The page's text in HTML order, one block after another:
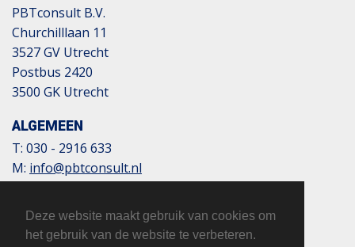
Deze website maakt gebruik van cookies om
het gebruik van de website te verbeteren.
PBTconsult B.V.
Churchilllaan 11
3527 GV Utrecht
Postbus 2420
3500 GK Utrecht
ALGEMEEN
T: 030 - 2916 633
M: info@pbtconsult.nl
BTW: 817124305B01
KvK: 32110854